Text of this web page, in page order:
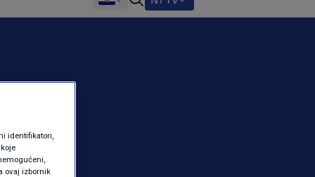
identifikatori,
ovaj izbornik